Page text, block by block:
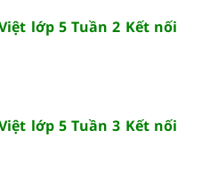
lớp 5 Tuần 2 Kết nối
lớp 5 Tuần 3 Kết nối